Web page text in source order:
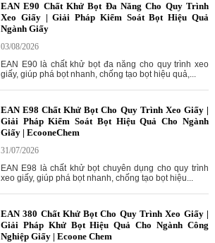
EAN E90 Chất Khử Bọt Đa Năng Cho Quy Trình
Xeo Giấy | Giải Pháp Kiểm Soát Bọt Hiệu Quả
Ngành Giấy
03/08/2026
EAN E90 là chất khử bọt đa năng cho quy trình xeo
giấy, giúp phá bọt nhanh, chống tạo bọt hiệu quả,...
EAN E98 Chất Khử Bọt Cho Quy Trình Xeo Giấy |
Giải Pháp Kiểm Soát Bọt Hiệu Quả Cho Ngành
Giấy | EcooneChem
31/07/2026
EAN E98 là chất khử bọt chuyên dụng cho quy trình
xeo giấy, giúp phá bọt nhanh, chống tạo bọt hiệu...
EAN 380 Chất Khử Bọt Cho Quy Trình Xeo Giấy |
Giải Pháp Khử Bọt Hiệu Quả Cho Ngành Công
Nghiệp Giấy | Ecoone Chem